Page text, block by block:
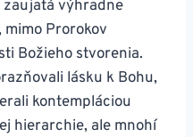
zaujatá výhradne
mimo Prorokov
Božieho stvorenia.
lásku k Bohu,
kontempláciou
hierarchie, ale mnohí